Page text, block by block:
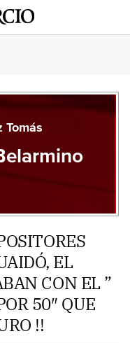
Tomás
EL
CON EL ”
50″ QUE
!!